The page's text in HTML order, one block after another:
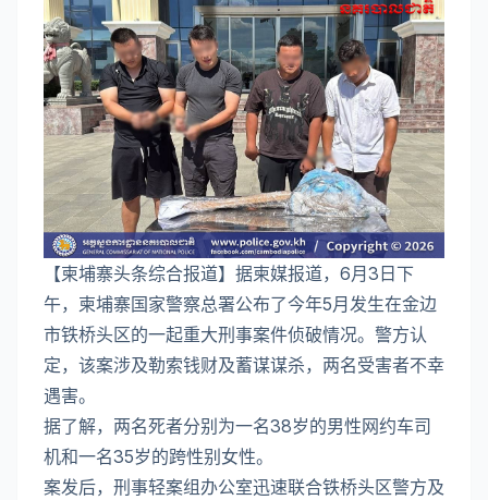
【柬埔寨头条综合报道】据柬媒报道，6月3日下
午，柬埔寨国家警察总署公布了今年5月发生在金边
市铁桥头区的一起重大刑事案件侦破情况。警方认
定，该案涉及勒索钱财及蓄谋谋杀，两名受害者不幸
遇害。
据了解，两名死者分别为一名38岁的男性网约车司
机和一名35岁的跨性别女性。
案发后，刑事轻案组办公室迅速联合铁桥头区警方及